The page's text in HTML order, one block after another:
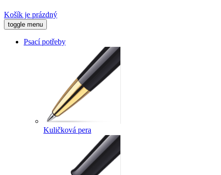
Košík je prázdný
toggle menu
Psací potřeby
Kuličková pera